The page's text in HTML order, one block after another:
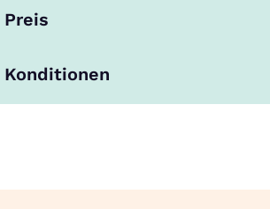
Preis
Konditionen